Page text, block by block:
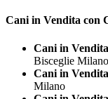
Cani in Vendita con
Cani in
Bisceglie Milano
Cani in
Milano